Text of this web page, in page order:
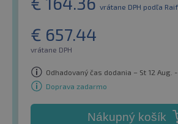
vrátane DPH podľa
€ 657.44
vrátane DPH
Odhadovaný čas dodania – St 12 Aug. -
Doprava zadarmo
Nákupný košík